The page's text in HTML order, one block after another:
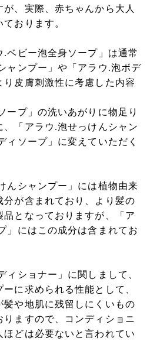
、実際、赤ちゃんから大人
おります。
.ベビー泡全身ソープ」は通常
ャンプー」や「アラウ.泡ボデ
り皮膚刺激性に考慮した内容
ープ」の洗いあがりに物足り
、「アラウ.泡せっけんシャン
ィソープ」に変えていただく
んシャンプー」には植物由来
が含まれており、より髪の
となっておりますが、
「ア
」にはこの成分は含まれてお
ィショナー」に関しまして、
に求められる性能として、
や地肌に残留しにくいもの
ますので、コンディショニ
ほどは必要ないと言われてい